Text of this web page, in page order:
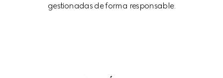
gestionadas de forma responsable.